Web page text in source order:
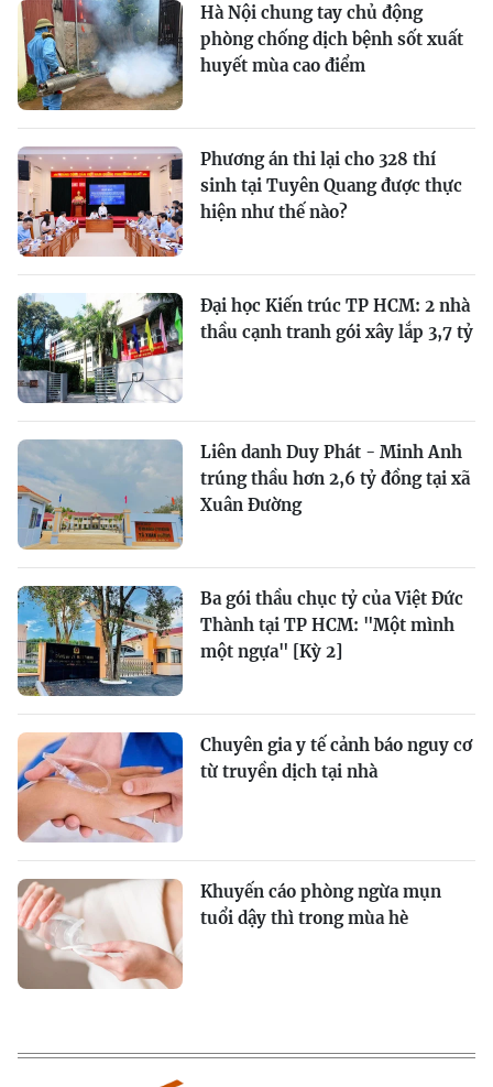
Hà Nội chung tay chủ động
phòng chống dịch bệnh sốt xuất
huyết mùa cao điểm
Phương án thi lại cho 328 thí
sinh tại Tuyên Quang được thực
hiện như thế nào?
Đại học Kiến trúc TP HCM: 2 nhà
thầu cạnh tranh gói xây lắp 3,7 tỷ
Liên danh Duy Phát - Minh Anh
trúng thầu hơn 2,6 tỷ đồng tại xã
Xuân Đường
Ba gói thầu chục tỷ của Việt Đức
Thành tại TP HCM: "Một mình
một ngựa" [Kỳ 2]
Chuyên gia y tế cảnh báo nguy cơ
từ truyền dịch tại nhà
Khuyến cáo phòng ngừa mụn
tuổi dậy thì trong mùa hè